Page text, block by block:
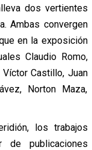
dos vertientes
Ambas convergen
en la exposición
Claudio Romo,
Víctor Castillo, Juan
Norton Maza,
los trabajos
de publicaciones